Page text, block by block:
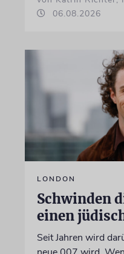
06.08.2026
LONDON
Schwinden
einen
Seit Jahren wird